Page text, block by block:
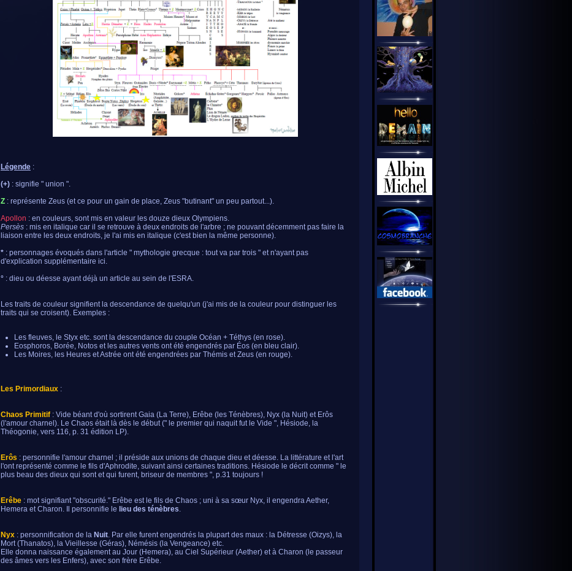
Légende :
(+) : signifie " union ".
Z : représente Zeus (et ce pour un gain de place, Zeus "butinant" un peu partout...).
Apollon : en couleurs, sont mis en valeur les douze dieux Olympiens.
Persès : mis en italique car il se retrouve à deux endroits de l'arbre ; ne pouvant décemment pas faire la
liaison entre les deux endroits, je l'ai mis en italique (c'est bien la même personne).
* : personnages évoqués dans l'article " mythologie grecque : tout va par trois " et n'ayant pas
d'explication supplémentaire ici.
° : dieu ou déesse ayant déjà un article au sein de l'ESRA.
Les traits de couleur signifient la descendance de quelqu'un (j'ai mis de la couleur pour distinguer les
traits qui se croisent). Exemples :
Les fleuves, le Styx etc. sont la descendance du couple Océan + Téthys (en rose).
Eosphoros, Borée, Notos et les autres vents ont été engendrés par Éos (en bleu clair).
Les Moires, les Heures et Astrée ont été engendrées par Thémis et Zeus (en rouge).
Les Primordiaux :
Chaos Primitif : Vide béant d'où sortirent Gaia (La Terre), Erêbe (les Ténèbres), Nyx (la Nuit) et Erôs
(l'amour charnel). Le Chaos était là dès le début (" le premier qui naquit fut le Vide ", Hésiode, la
Théogonie, vers 116, p. 31 édition LP).
Erôs : personnifie l'amour charnel ; il préside aux unions de chaque dieu et déesse. La littérature et l'art
l'ont représenté comme le fils d'Aphrodite, suivant ainsi certaines traditions. Hésiode le décrit comme " le
plus beau des dieux qui sont et qui furent, briseur de membres ", p.31 toujours !
Erêbe : mot signifiant "obscurité." Erêbe est le fils de Chaos ; uni à sa sœur Nyx, il engendra Aether,
Hemera et Charon. Il personnifie le lieu des ténèbres.
Nyx : personnification de la Nuit. Par elle furent engendrés la plupart des maux : la Détresse (Oizys), la
Mort (Thanatos), la Vieillesse (Géras), Némésis (la Vengeance) etc.
Elle donna naissance également au Jour (Hemera), au Ciel Supérieur (Aether) et à Charon (le passeur
des âmes vers les Enfers), avec son frère Erêbe.